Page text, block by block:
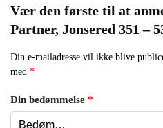
Vær den første til at
Partner, Jonsered 351 –
Din e-mailadresse vil ikke blive
med *
Din bedømmelse *